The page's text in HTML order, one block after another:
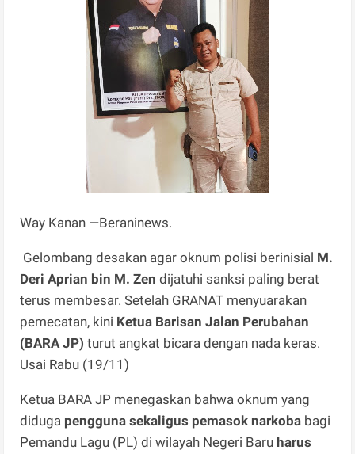
Way Kanan —Beraninews.
Gelombang desakan agar oknum polisi berinisial M.
Deri Aprian bin M. Zen dijatuhi sanksi paling berat
terus membesar. Setelah GRANAT menyuarakan
pemecatan, kini Ketua Barisan Jalan Perubahan
(BARA JP) turut angkat bicara dengan nada keras.
Usai Rabu (19/11)
Ketua BARA JP menegaskan bahwa oknum yang
diduga pengguna sekaligus pemasok narkoba bagi
Pemandu Lagu (PL) di wilayah Negeri Baruharus